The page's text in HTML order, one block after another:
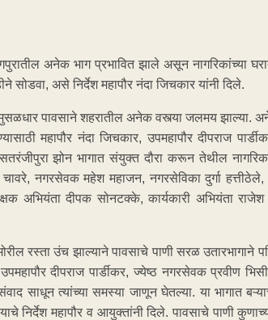
अनेक भाग प्रभावित झाले असून नागरिकांच्या
सोडवा, असे निर्देश महापौर नंदा जिचकार यांनी दिले.
पावसाने शहरातील अनेक वस्त्या जलमय झाल्या.
महापौर नंदा जिचकार, उपमहापौर दीपराज
झोन भागात संयुक्त दौरा करून तेथील
नगरसेवक महेश महाजन, नगरसेविका दुर्गा
अभियंता दीपक सोनटक्के, कार्यकारी अभियंता
रस्ता उंच झाल्याने पावसाचे पाणी सरळ उतारभागाने
दीपराज पार्डीकर, ज्येष्ठ नगरसेवक प्रवीण
संवाद साधून त्यांच्या समस्या जाणून घेतल्या. या भागात
निर्देश महापौर व आयुक्तांनी दिले. पावसाचे पाणी